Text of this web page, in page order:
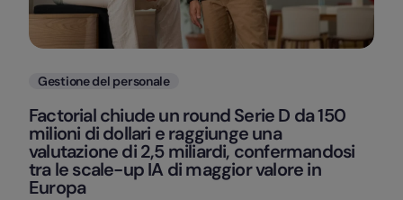
Categorie
Gestione del personale
Factorial chiude un round Serie D da 150
milioni di dollari e raggiunge una
valutazione di 2,5 miliardi, confermandosi
tra le scale-up IA di maggior valore in
Europa